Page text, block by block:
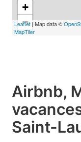
+
−
Leaflet | Map data ©
MapTiler
Airbnb,
Saint-